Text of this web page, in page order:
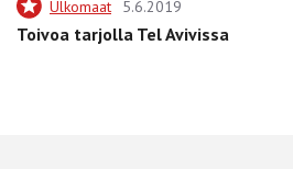
Ulkomaat 5.6.2019
Toivoa tarjolla Tel Avivissa